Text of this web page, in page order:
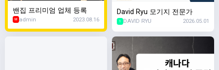
밴집 프리미엄 업체 등록
M admin 2023.08.16
David Ryu 모기지 전문가
1 DAVID RYU 2026.05.01